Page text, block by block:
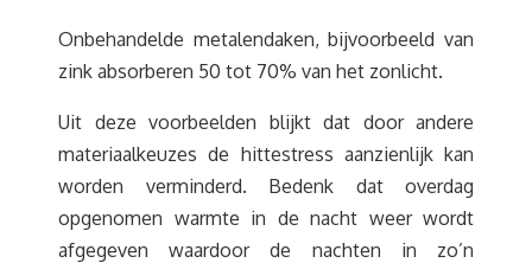
Onbehandelde metalendaken, bijvoorbeeld van
zink absorberen 50 tot 70% van het zonlicht.
Uit deze voorbeelden blijkt dat door andere
materiaalkeuzes de hittestress aanzienlijk kan
worden verminderd. Bedenk dat overdag
opgenomen warmte in de nacht weer wordt
afgegeven waardoor de nachten in zo’n